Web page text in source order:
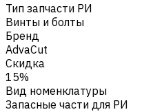
Тип запчасти РИ
Винты и болты
Бренд
AdvaCut
Скидка
15%
Вид номенклатуры
Запасные части для РИ